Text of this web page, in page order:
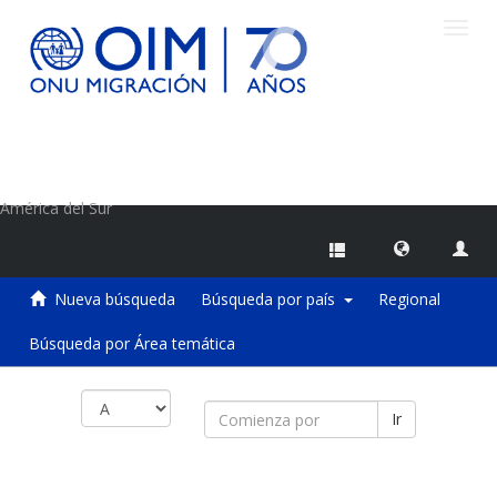
América del Sur
Nueva búsqueda Búsqueda por país Regional
Búsqueda por Área temática
Ir